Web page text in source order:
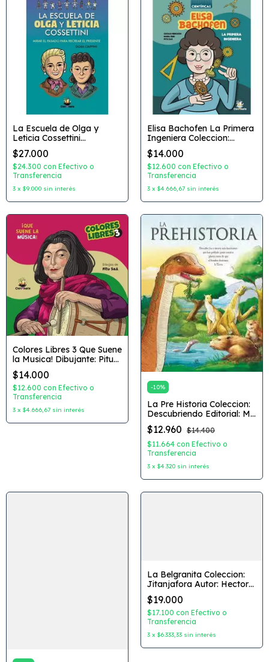
La Escuela de Olga y
Leticia Cossettini
Coleccion: infancias Libres
Autor: Dora Ciappini
Editorial: Chirimbote
$27.000
$24.300 con Efectivo o
Transferencia
3 x $9.000 sin interés
Elisa Bachofen La Primera
Ingeniera Coleccion:
Cientificas Autor: Cecilia
Merchan / Nadia Fink
Dibujante: Pitu Saa
Editorial: Chirimbote
$14.000
$12.600 con Efectivo o
Transferencia
3 x $4.666,67 sin interés
Colores Libres 3 Que Suene
la Musica! Dibujante: Pitu
Saa Editorial: Chirimbote
$14.000
$12.600 con Efectivo o
Transferencia
3 x $4.666,67 sin interés
-10%
La Pre Historia Coleccion:
Descubriendo Editorial: M4
Editorial
$12.960 $14.400
$11.664 con Efectivo o
Transferencia
3 x $4.320 sin interés
La Belgranita Coleccion:
Jitanjafora Autor: Hector
Ricardo Ferrari Editorial:
Nazhira
$19.000
$17.100 con Efectivo o
Transferencia
3 x $6.333,33 sin interés